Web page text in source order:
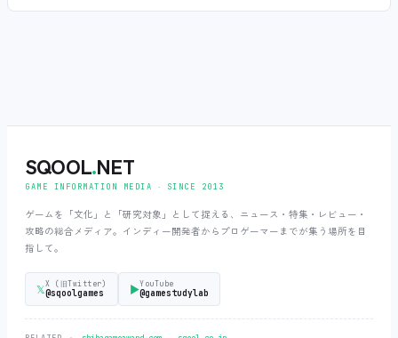
SQOOL.NET
GAME INFORMATION MEDIA ‧ SINCE 2013
ゲームを「文化」と「研究対象」として捉える、ニュース・特集・レビュー・
攻略の総合メディア。インディー開発者からプロゲーマーまでが集う場所を目
指して。
𝕏X (旧Twitter)
@sqoolgames ▶YouTube
@gamestudylab